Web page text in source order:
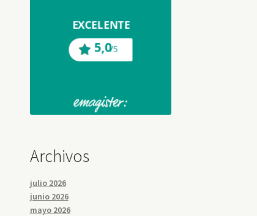
Archivos
julio 2026
junio 2026
mayo 2026